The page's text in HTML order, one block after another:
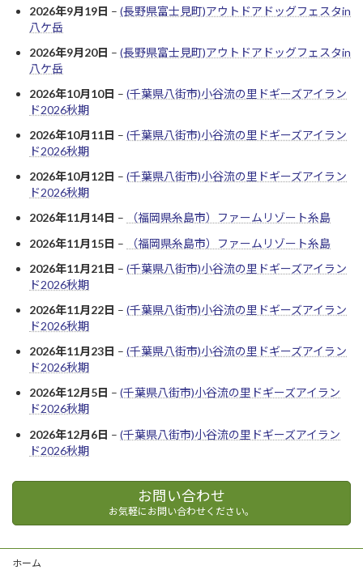
2026年9月19日 – (長野県富士見町)アウトドアドッグフェスタin
八ケ岳
2026年9月20日 – (長野県富士見町)アウトドアドッグフェスタin
八ケ岳
2026年10月10日 – (千葉県八街市)小谷流の里ドギーズアイラン
ド2026秋期
2026年10月11日 – (千葉県八街市)小谷流の里ドギーズアイラン
ド2026秋期
2026年10月12日 – (千葉県八街市)小谷流の里ドギーズアイラン
ド2026秋期
2026年11月14日 –
（福岡県糸島市）ファームリゾート糸島
2026年11月15日 –
（福岡県糸島市）ファームリゾート糸島
2026年11月21日 – (千葉県八街市)小谷流の里ドギーズアイラン
ド2026秋期
2026年11月22日 – (千葉県八街市)小谷流の里ドギーズアイラン
ド2026秋期
2026年11月23日 – (千葉県八街市)小谷流の里ドギーズアイラン
ド2026秋期
2026年12月5日 – (千葉県八街市)小谷流の里ドギーズアイラン
ド2026秋期
2026年12月6日 – (千葉県八街市)小谷流の里ドギーズアイラン
ド2026秋期
お問い合わせ
お気軽にお問い合わせください。
ホーム